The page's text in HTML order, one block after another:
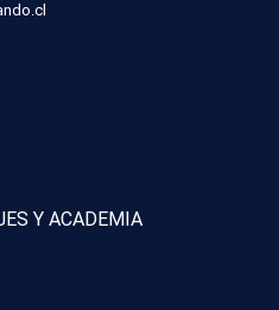
Y ACADEMIA